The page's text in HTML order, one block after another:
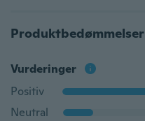
Produktbedømmelser
Vurderinger
Positiv
Neutral